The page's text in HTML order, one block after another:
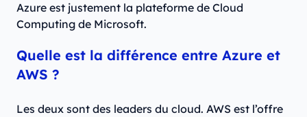
Azure est justement la plateforme de Cloud
Computing de Microsoft.
Quelle est la différence entre Azure et
AWS ?
Les deux sont des leaders du cloud. AWS est l’offre